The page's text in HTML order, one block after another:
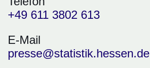
+49 611 3802 613
E-Mail
presse@statistik.hessen.de